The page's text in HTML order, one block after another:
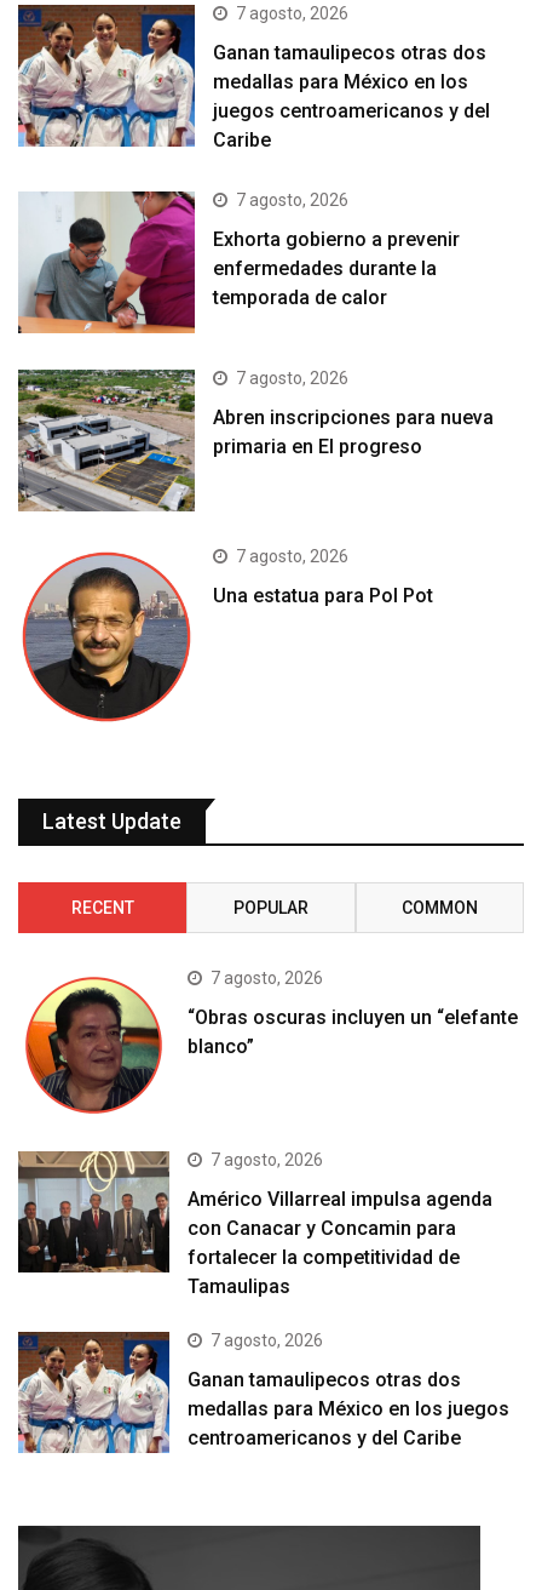
7 agosto, 2026
Ganan tamaulipecos otras dos
medallas para México en los
juegos centroamericanos y del
Caribe
7 agosto, 2026
Exhorta gobierno a prevenir
enfermedades durante la
temporada de calor
7 agosto, 2026
Abren inscripciones para nueva
primaria en El progreso
7 agosto, 2026
Una estatua para Pol Pot
Latest Update
RECENT POPULAR COMMON
7 agosto, 2026
“Obras oscuras incluyen un “elefante
blanco”
7 agosto, 2026
Américo Villarreal impulsa agenda
con Canacar y Concamin para
fortalecer la competitividad de
Tamaulipas
7 agosto, 2026
Ganan tamaulipecos otras dos
medallas para México en los juegos
centroamericanos y del Caribe